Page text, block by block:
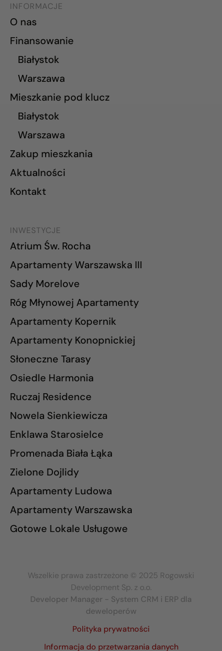
INFORMACJE
O nas
Finansowanie
Białystok
Warszawa
Mieszkanie pod klucz
Białystok
Warszawa
Zakup mieszkania
Aktualności
Kontakt
INWESTYCJE
Atrium Św. Rocha
Apartamenty Warszawska III
Sady Morelove
Róg Młynowej Apartamenty
Apartamenty Kopernik
Apartamenty Konopnickiej
Słoneczne Tarasy
Osiedle Harmonia
Ruczaj Residence
Nowela Sienkiewicza
Enklawa Starosielce
Promenada Biała Łąka
Zielone Dojlidy
Apartamenty Ludowa
Apartamenty Warszawska
Gotowe Lokale Usługowe
Wszelkie prawa zastrzeżone © 2025 Rogowski
Development Sp. z o.o.
Developer Manager - System CRM i ERP dla
deweloperów
Polityka prywatności
Informacja do przetwarzania danych